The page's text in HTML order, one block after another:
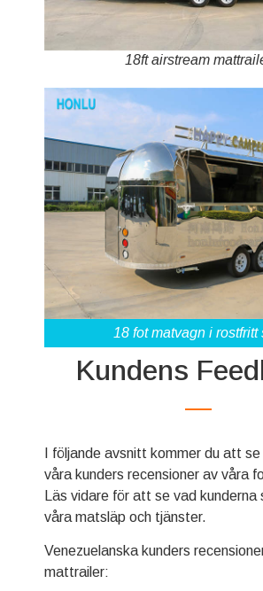
18ft airstream
18 fot matvagn i rostfritt
Kundens
I följande avsnitt kommer du att
våra kunders recensioner av våra
Läs vidare för att se vad kunderna
våra matsläp och tjänster.
Venezuelanska kunders
mattrailer: